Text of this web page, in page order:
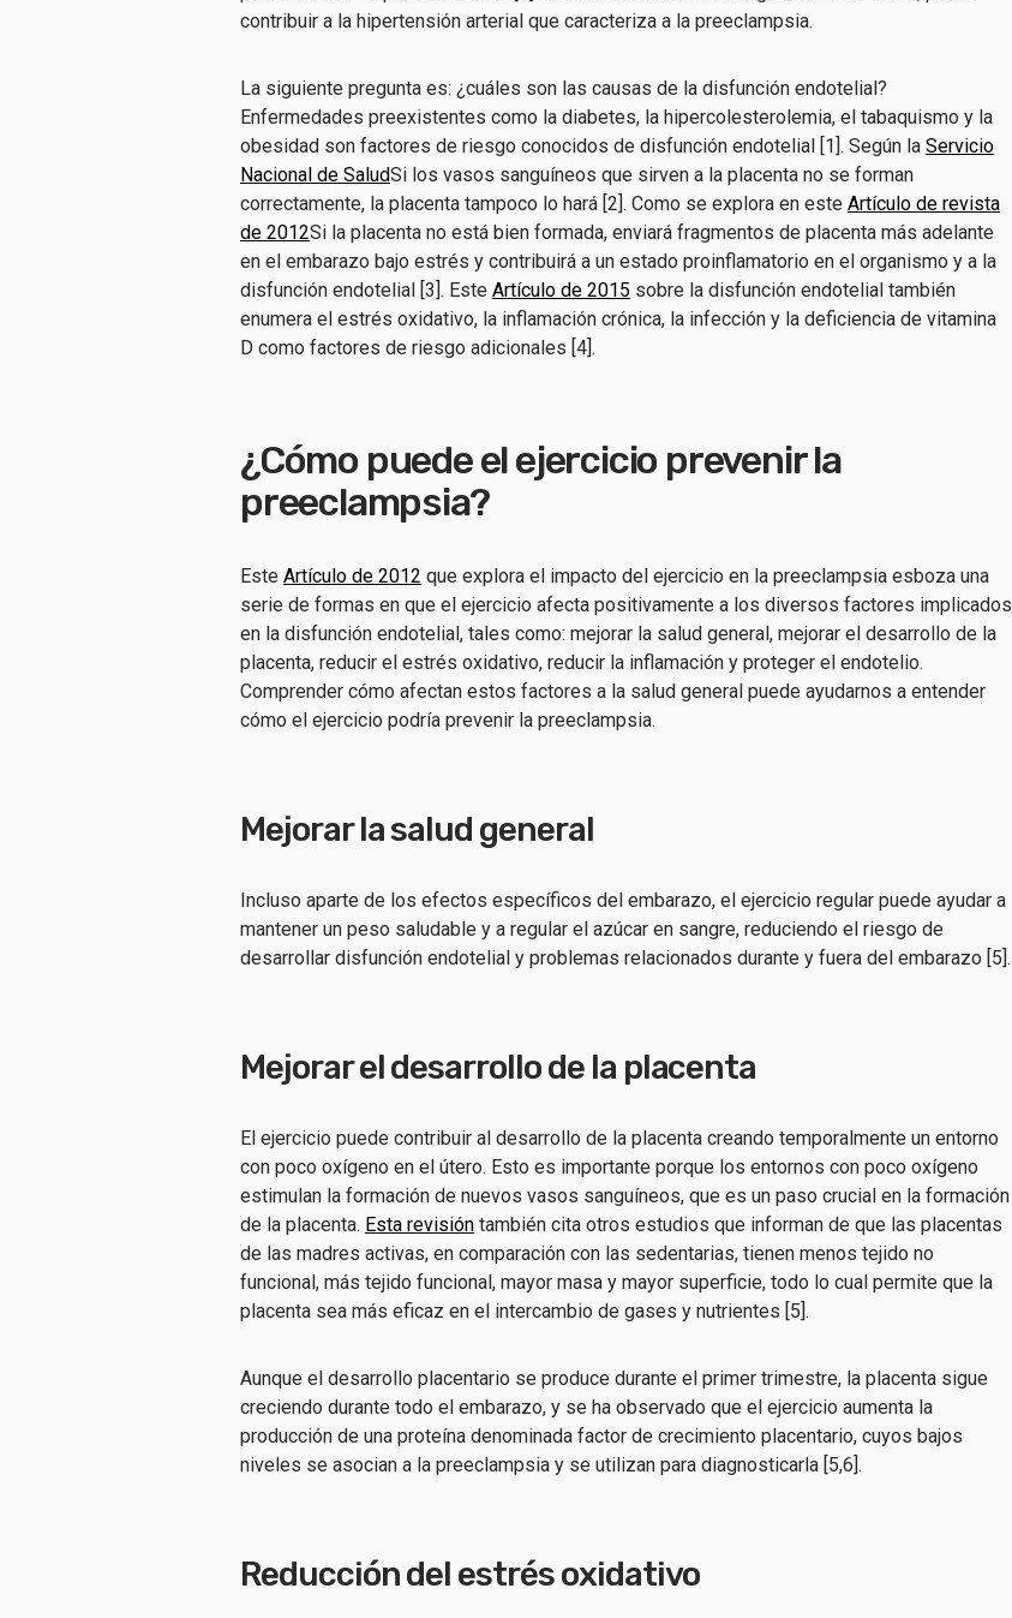
contribuir a la hipertensión arterial que caracteriza a la preeclampsia.
La siguiente pregunta es: ¿cuáles son las causas de la disfunción endotelial?
Enfermedades preexistentes como la diabetes, la hipercolesterolemia, el tabaquismo y la
obesidad son factores de riesgo conocidos de disfunción endotelial [1]. Según la Servicio
Nacional de SaludSi los vasos sanguíneos que sirven a la placenta no se forman
correctamente, la placenta tampoco lo hará [2]. Como se explora en este Artículo de revista
de 2012Si la placenta no está bien formada, enviará fragmentos de placenta más adelante
en el embarazo bajo estrés y contribuirá a un estado proinflamatorio en el organismo y a la
disfunción endotelial [3]. Este Artículo de 2015 sobre la disfunción endotelial también
enumera el estrés oxidativo, la inflamación crónica, la infección y la deficiencia de vitamina
D como factores de riesgo adicionales [4].
¿Cómo puede el ejercicio prevenir la
preeclampsia?
Este Artículo de 2012 que explora el impacto del ejercicio en la preeclampsia esboza una
serie de formas en que el ejercicio afecta positivamente a los diversos factores implicados
en la disfunción endotelial, tales como: mejorar la salud general, mejorar el desarrollo de la
placenta, reducir el estrés oxidativo, reducir la inflamación y proteger el endotelio.
Comprender cómo afectan estos factores a la salud general puede ayudarnos a entender
cómo el ejercicio podría prevenir la preeclampsia.
Mejorar la salud general
Incluso aparte de los efectos específicos del embarazo, el ejercicio regular puede ayudar a
mantener un peso saludable y a regular el azúcar en sangre, reduciendo el riesgo de
desarrollar disfunción endotelial y problemas relacionados durante y fuera del embarazo [5].
Mejorar el desarrollo de la placenta
El ejercicio puede contribuir al desarrollo de la placenta creando temporalmente un entorno
con poco oxígeno en el útero. Esto es importante porque los entornos con poco oxígeno
estimulan la formación de nuevos vasos sanguíneos, que es un paso crucial en la formación
de la placenta. Esta revisión también cita otros estudios que informan de que las placentas
de las madres activas, en comparación con las sedentarias, tienen menos tejido no
funcional, más tejido funcional, mayor masa y mayor superficie, todo lo cual permite que la
placenta sea más eficaz en el intercambio de gases y nutrientes [5].
Aunque el desarrollo placentario se produce durante el primer trimestre, la placenta sigue
creciendo durante todo el embarazo, y se ha observado que el ejercicio aumenta la
producción de una proteína denominada factor de crecimiento placentario, cuyos bajos
niveles se asocian a la preeclampsia y se utilizan para diagnosticarla [5,6].
Reducción del estrés oxidativo